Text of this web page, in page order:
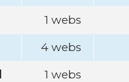
1 webs
4 webs
1 webs